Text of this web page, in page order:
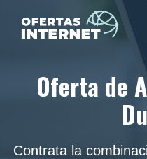
Oferta de
Contrata la